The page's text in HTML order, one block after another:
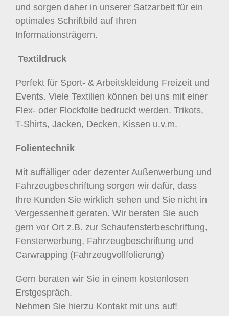
und sorgen daher in unserer Satzarbeit für ein
optimales Schriftbild auf Ihren
Informationsträgern.
Textildruck
Perfekt für Sport- & Arbeitskleidung Freizeit und
Events. Viele Textilien können bei uns mit einer
Flex- oder Flockfolie bedruckt werden. Trikots,
T-Shirts, Jacken, Decken, Kissen u.v.m.
Folientechnik
Mit auffälliger oder dezenter Außenwerbung und
Fahrzeugbeschriftung sorgen wir dafür, dass
Ihre Kunden Sie wirklich sehen und Sie nicht in
Vergessenheit geraten. Wir beraten Sie auch
gern vor Ort z.B. zur Schaufensterbeschriftung,
Fensterwerbung, Fahrzeugbeschriftung und
Carwrapping (Fahrzeugvollfolierung)
Gern beraten wir Sie in einem kostenlosen
Erstgespräch.
Nehmen Sie hierzu Kontakt mit uns auf!